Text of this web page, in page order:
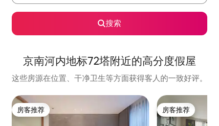
搜索
京南河内地标72塔附近的高分度假屋
这些房源在位置、干净卫生等方面获得客人的一致好评。
房客推荐
房客推荐 房客推荐
房客推荐